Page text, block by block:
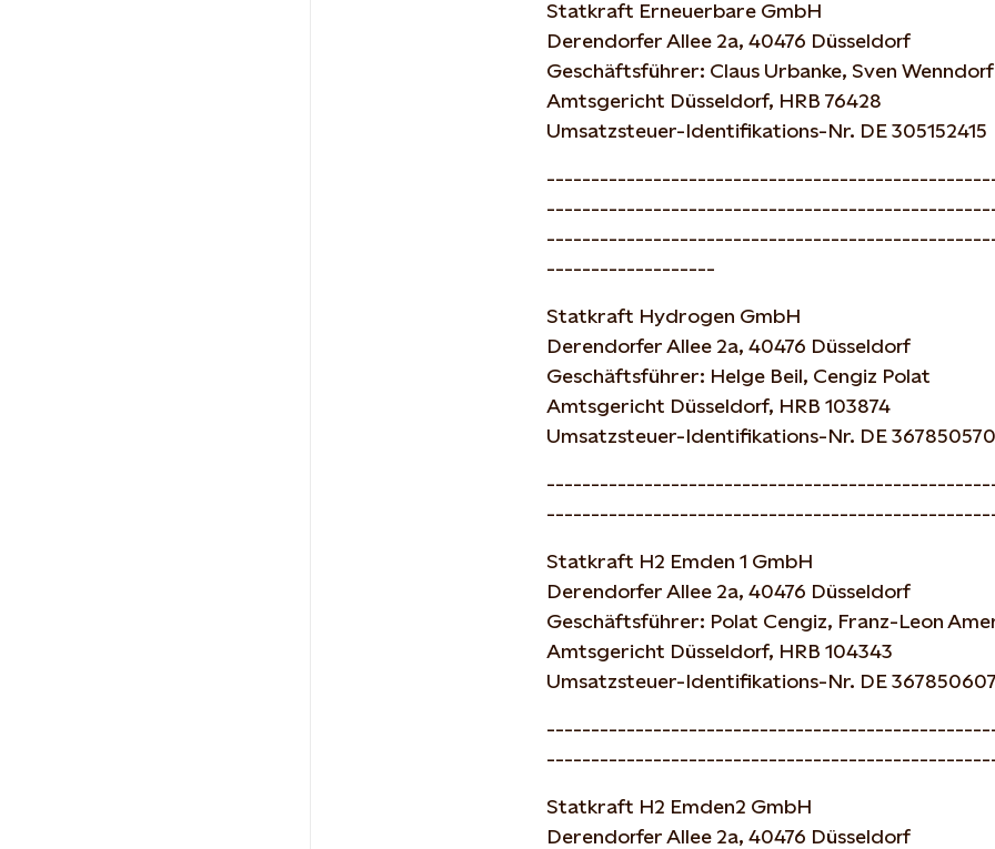
Statkraft Erneuerbare GmbH
Derendorfer Allee 2a, 40476 Düsseldorf
Geschäftsführer: Claus Urbanke, Sven Wenndorf
Amtsgericht Düsseldorf, HRB 76428
Umsatzsteuer-Identifikations-Nr. DE 305152415
-------------------
Statkraft Hydrogen GmbH
Derendorfer Allee 2a, 40476 Düsseldorf
Geschäftsführer: Helge Beil, Cengiz Polat
Amtsgericht Düsseldorf, HRB 103874
Umsatzsteuer-Identifikations-Nr. DE 367850570
Statkraft H2 Emden 1 GmbH
Derendorfer Allee 2a, 40476 Düsseldorf
Geschäftsführer: Polat Cengiz, Franz-Leon
Amtsgericht Düsseldorf, HRB 104343
Umsatzsteuer-Identifikations-Nr. DE
Statkraft H2 Emden2 GmbH
Derendorfer Allee 2a, 40476 Düsseldorf